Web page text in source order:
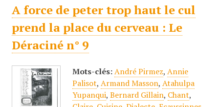
A force de peter trop haut le cul
prend la place du cerveau : Le
Déraciné n° 9
Mots-clés: André Pirmez, Annie
Palisot, Armand Masson, Atahulpa
Yupanqui, Bernard Gillain, Chant,